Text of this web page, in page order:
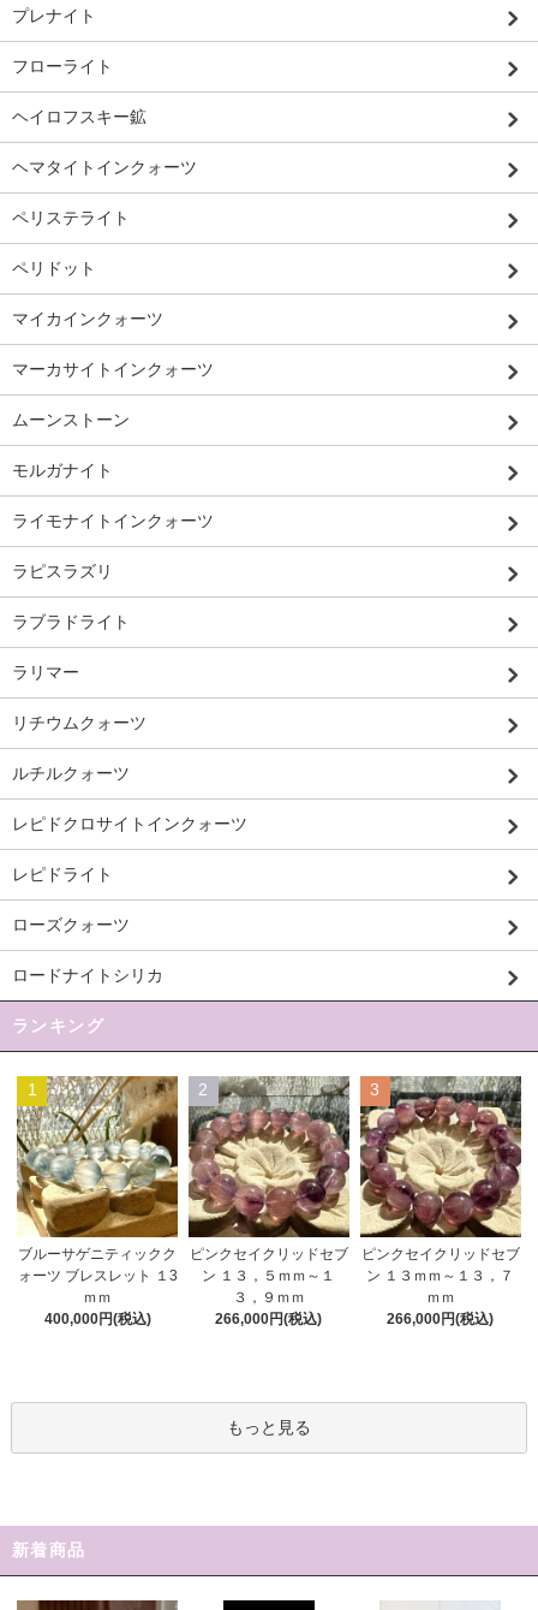
プレナイト
フローライト
ヘイロフスキー鉱
ヘマタイトインクォーツ
ペリステライト
ペリドット
マイカインクォーツ
マーカサイトインクォーツ
ムーンストーン
モルガナイト
ライモナイトインクォーツ
ラピスラズリ
ラブラドライト
ラリマー
リチウムクォーツ
ルチルクォーツ
レピドクロサイトインクォーツ
レピドライト
ローズクォーツ
ロードナイトシリカ
ランキング
1
ブルーサゲニティックク
ォーツ ブレスレット １3
ｍｍ
400,000円(税込)
2
ピンクセイクリッドセブ
ン １３，５ｍｍ～１
３，９ｍｍ
266,000円(税込)
3
ピンクセイクリッドセブ
ン １３ｍｍ～１３，７
ｍｍ
266,000円(税込)
もっと見る
新着商品